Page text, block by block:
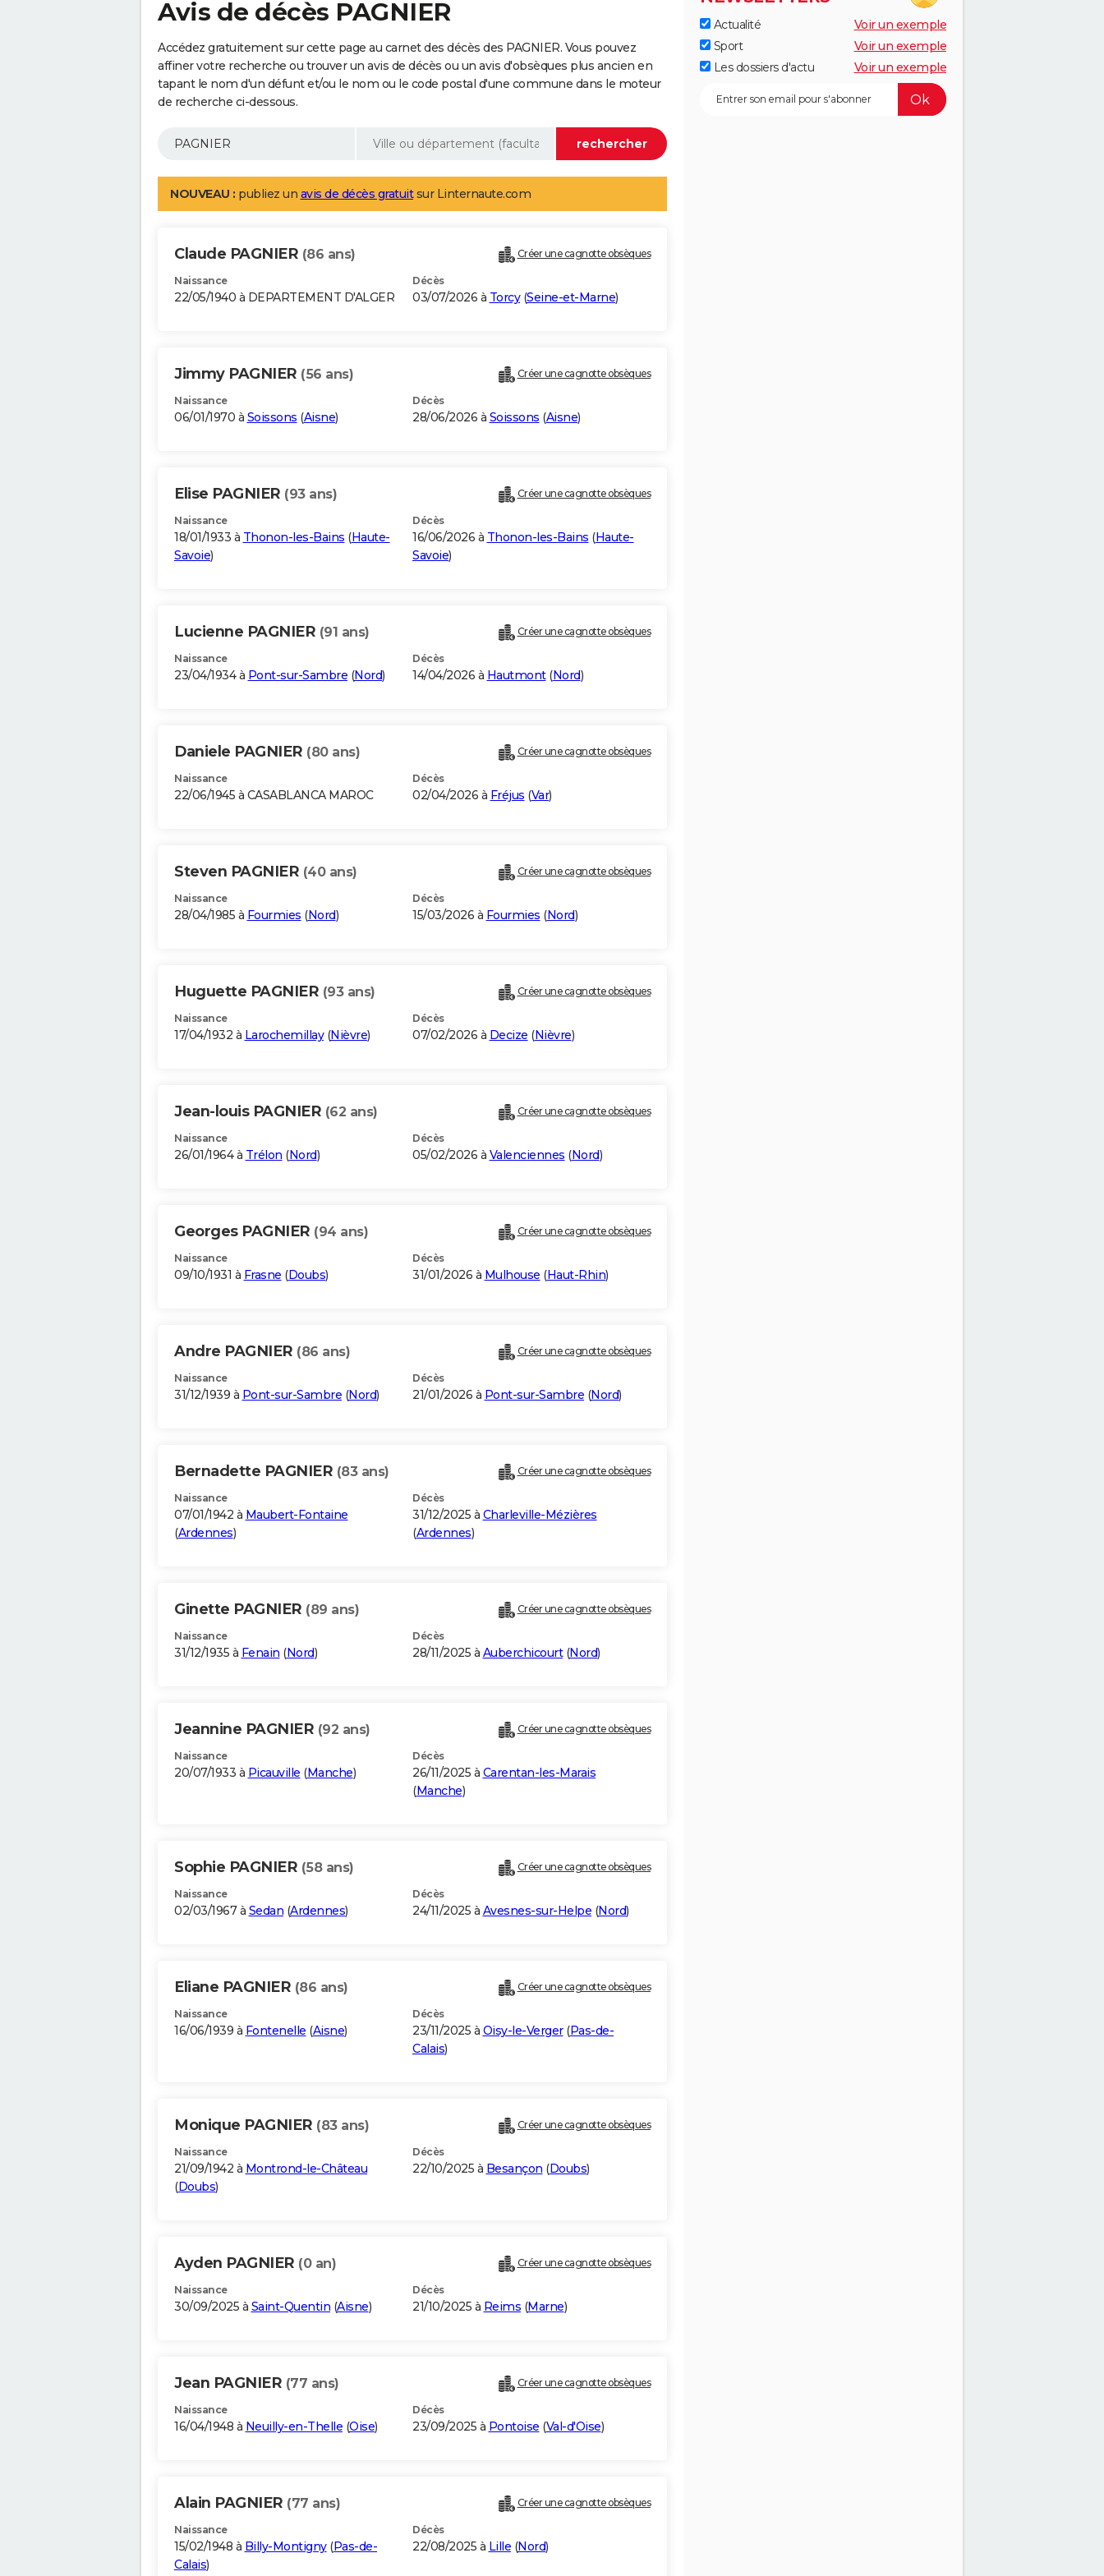
Avis de décès PAGNIER
Accédez gratuitement sur cette page au carnet des décès des PAGNIER. Vous pouvez
affiner votre recherche ou trouver un avis de décès ou un avis d'obsèques plus ancien en
tapant le nom d'un défunt et/ou le nom ou le code postal d'une commune dans le moteur
de recherche ci-dessous.
NOUVEAU : publiez un avis de décès gratuitsur Linternaute.com
Claude PAGNIER (86 ans) Créer une cagnotte obsèques
Naissance
22/05/1940 à DEPARTEMENT D'ALGER
Décès
03/07/2026 à Torcy(Seine-et-Marne)
Jimmy PAGNIER (56 ans) Créer une cagnotte obsèques
Naissance
06/01/1970 à Soissons (Aisne)
Décès
28/06/2026 à Soissons (Aisne)
Elise PAGNIER (93 ans) Créer une cagnotte obsèques
Naissance
18/01/1933 à Thonon-les-Bains (Haute-
Savoie)
Décès
16/06/2026 à Thonon-les-Bains (Haute-
Savoie)
Lucienne PAGNIER (91 ans) Créer une cagnotte obsèques
Naissance
23/04/1934 à Pont-sur-Sambre (Nord)
Décès
14/04/2026 à Hautmont(Nord)
Daniele PAGNIER (80 ans) Créer une cagnotte obsèques
Naissance
22/06/1945 à CASABLANCA MAROC
Décès
02/04/2026 à Fréjus (Var)
Steven PAGNIER (40 ans) Créer une cagnotte obsèques
Naissance
28/04/1985 à Fourmies (Nord)
Décès
15/03/2026 à Fourmies (Nord)
Huguette PAGNIER (93 ans) Créer une cagnotte obsèques
Naissance
17/04/1932 à Larochemillay(Nièvre)
Décès
07/02/2026 à Decize (Nièvre)
Jean-louis PAGNIER (62 ans) Créer une cagnotte obsèques
Naissance
26/01/1964 à Trélon (Nord)
Décès
05/02/2026 à Valenciennes (Nord)
Georges PAGNIER (94 ans) Créer une cagnotte obsèques
Naissance
09/10/1931 à Frasne (Doubs)
Décès
31/01/2026 à Mulhouse (Haut-Rhin)
Andre PAGNIER (86 ans) Créer une cagnotte obsèques
Naissance
31/12/1939 à Pont-sur-Sambre (Nord)
Décès
21/01/2026 à Pont-sur-Sambre (Nord)
Bernadette PAGNIER (83 ans) Créer une cagnotte obsèques
Naissance
07/01/1942 à Maubert-Fontaine
(Ardennes)
Décès
31/12/2025 à Charleville-Mézières
(Ardennes)
Ginette PAGNIER (89 ans) Créer une cagnotte obsèques
Naissance
31/12/1935 à Fenain (Nord)
Décès
28/11/2025 à Auberchicourt(Nord)
Jeannine PAGNIER (92 ans) Créer une cagnotte obsèques
Naissance
20/07/1933 à Picauville (Manche)
Décès
26/11/2025 à Carentan-les-Marais
(Manche)
Sophie PAGNIER (58 ans) Créer une cagnotte obsèques
Naissance
02/03/1967 à Sedan (Ardennes)
Décès
24/11/2025 à Avesnes-sur-Helpe (Nord)
Eliane PAGNIER (86 ans) Créer une cagnotte obsèques
Naissance
16/06/1939 à Fontenelle (Aisne)
Décès
23/11/2025 à Oisy-le-Verger(Pas-de-
Calais)
Monique PAGNIER (83 ans) Créer une cagnotte obsèques
Naissance
21/09/1942 à Montrond-le-Château
(Doubs)
Décès
22/10/2025 à Besançon (Doubs)
Ayden PAGNIER (0 an) Créer une cagnotte obsèques
Naissance
30/09/2025 à Saint-Quentin (Aisne)
Décès
21/10/2025 à Reims (Marne)
Jean PAGNIER (77 ans) Créer une cagnotte obsèques
Naissance
16/04/1948 à Neuilly-en-Thelle (Oise)
Décès
23/09/2025 à Pontoise (Val-d'Oise)
Alain PAGNIER (77 ans) Créer une cagnotte obsèques
Naissance
15/02/1948 à Billy-Montigny(Pas-de-
Calais)
Décès
22/08/2025 à Lille (Nord)
Actualité
Voir un exemple
Sport
Voir un exemple
Les dossiers d'actu
Voir un exemple